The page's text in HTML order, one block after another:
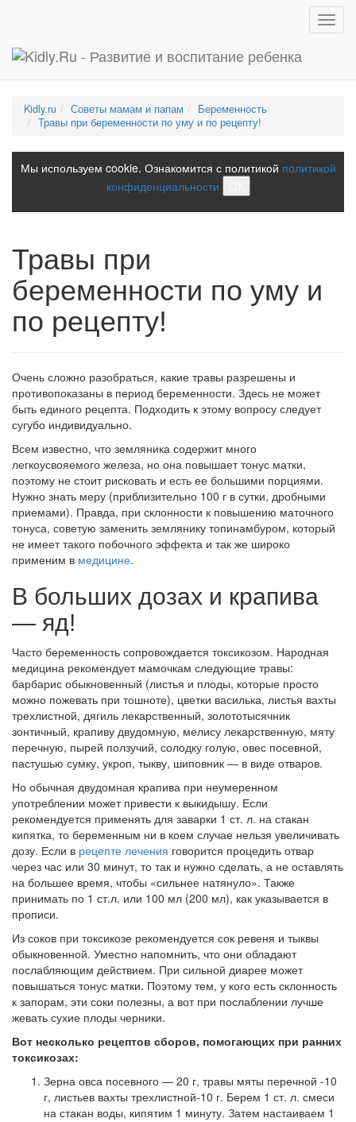
Kidly.ru Советы мамам и папам
Беременность
Травы при беременности по уму и по рецепту!
Мы используем cookie. Ознакомится с политикой политикой
конфиденциальности
Травы при
беременности по уму и
по рецепту!
Очень сложно разобраться, какие травы разрешены и
противопоказаны в период беременности. Здесь не может
быть единого рецепта. Подходить к этому вопросу следует
сугубо индивидуально.
Всем известно, что земляника содержит много
легкоусвояемого железа, но она повышает тонус матки,
поэтому не стоит рисковать и есть ее большими порциями.
Нужно знать меру (приблизительно 100 г в сутки, дробными
приемами). Правда, при склонности к повышению маточного
тонуса, советую заменить землянику топинамбуром, который
не имеет такого побочного эффекта и так же широко
применим в медицине.
В больших дозах и крапива
— яд!
Часто беременность сопровождается токсикозом. Народная
медицина рекомендует мамочкам следующие травы:
барбарис обыкновенный (листья и плоды, которые просто
можно пожевать при тошноте), цветки василька, листья вахты
трехлистной, дягиль лекарственный, золототысячник
зонтичный, крапиву двудомную, мелису лекарственную, мяту
перечную, пырей ползучий, солодку голую, овес посевной,
пастушью сумку, укроп, тыкву, шиповник — в виде отваров.
Но обычная двудомная крапива при неумеренном
употреблении может привести к выкидышу. Если
рекомендуется применять для заварки 1 ст. л. на стакан
кипятка, то беременным ни в коем случае нельзя увеличивать
дозу. Если в рецепте лечения говорится процедить отвар
через час или 30 минут, то так и нужно сделать, а не оставлять
на большее время, чтобы «сильнее натянуло». Также
принимать по 1 ст.л. или 100 мл (200 мл), как указывается в
прописи.
Из соков при токсикозе рекомендуется сок ревеня и тыквы
обыкновенной. Уместно напомнить, что они обладают
послабляющим действием. При сильной диарее может
повышаться тонус матки. Поэтому тем, у кого есть склонность
к запорам, эти соки полезны, а вот при послаблении лучше
жевать сухие плоды черники.
Вот несколько рецептов сборов, помогающих при ранних
токсикозах:
Зерна овса посевного — 20 г, травы мяты перечной -10
г, листьев вахты трехлистной-10 г. Берем 1 ст. л. смеси
на стакан воды, кипятим 1 минуту. Затем настаиваем 1